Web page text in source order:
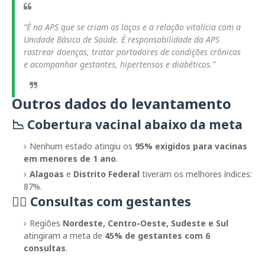
“É na APS que se criam os laços e a relação vitalícia com a
Unidade Básica de Saúde. É responsabilidade da APS
rastrear doenças, tratar portadores de condições crônicas
e acompanhar gestantes, hipertensos e diabéticos.”
Outros dados do levantamento
📉 Cobertura vacinal abaixo da meta
Nenhum estado atingiu os 95% exigidos para vacinas
em menores de 1 ano.
Alagoas e Distrito Federal tiveram os melhores índices:
87%.
🧍‍♀️ Consultas com gestantes
Regiões Nordeste, Centro-Oeste, Sudeste e Sul
atingiram a meta de 45% de gestantes com 6
consultas.